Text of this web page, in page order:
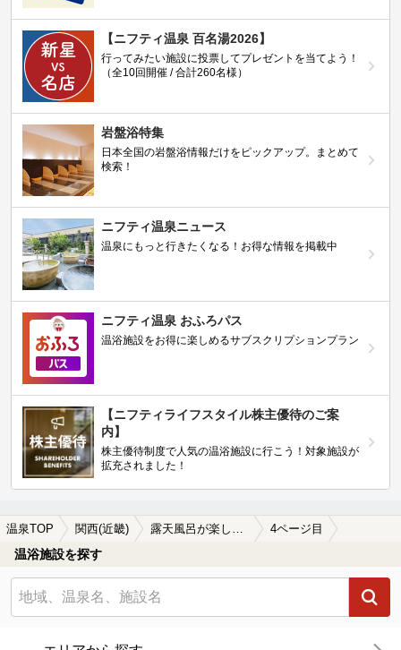
【ニフティ温泉 百名湯2026】
行ってみたい施設に投票してプレゼントを当てよう！
（全10回開催 / 合計260名様）
岩盤浴特集
日本全国の岩盤浴情報だけをピックアップ。まとめて
検索！
ニフティ温泉ニュース
温泉にもっと行きたくなる！お得な情報を掲載中
ニフティ温泉 おふろパス
温浴施設をお得に楽しめるサブスクリプションプラン
【ニフティライフスタイル株主優待のご案
内】
株主優待制度で人気の温浴施設に行こう！対象施設が
拡充されました！
温泉TOP 関西(近畿) 露天風呂が楽しめる関西(近畿)地方の温泉、日帰り温泉、スーパー銭湯おすすめ 4ページ目
温浴施設を探す